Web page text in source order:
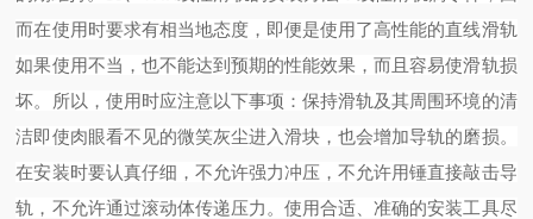
而在使用时要求有相当地态度，即便是使用了高性能的直线滑轨
如果使用不当，也不能达到预期的性能效果，而且容易使滑轨损
坏。所以，使用时应注意以下事项：保持滑轨及其周围环境的清
洁即使肉眼看不见的微笑灰尘进入滑块，也会增加导轨的磨损。
在安装时要认真仔细，不允许强力冲压，不允许用锤直接敲击导
轨，不允许通过滚动体传递压力。使用合适、准确的安装工具尽